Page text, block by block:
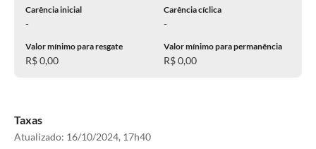
Carência inicial
-
Carência cíclica
-
Valor mínimo para resgate
R$ 0,00
Valor mínimo para permanência
R$ 0,00
Taxas
Atualizado: 16/10/2024, 17h40